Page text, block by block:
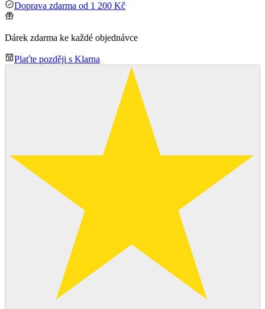
Doprava zdarma od 1 200 Kč
Dárek zdarma ke každé objednávce
Plaťte později s Klarna